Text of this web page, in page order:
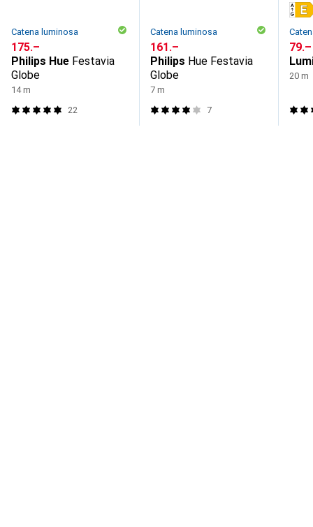
Catena luminosa
CHF
175.–
Philips Hue Festavia
Globe
14 m
22
Catena luminosa
CHF
161.–
Philips Hue Festavia
Globe
7 m
7
CHF
79.–
20 m